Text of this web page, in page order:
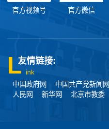
官方视频号 官方微信
友情链接:
ink
中国政府网
中国共产党新闻网
人民网
新华网 北京市教委